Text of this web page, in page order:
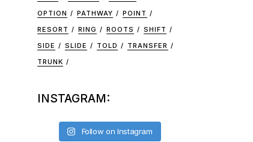
OPTION
PATHWAY
POINT
RESORT
RING ROOTS
SHIFT
SIDE
SLIDE TOLD
TRANSFER
TRUNK
INSTAGRAM:
Follow on Instagram